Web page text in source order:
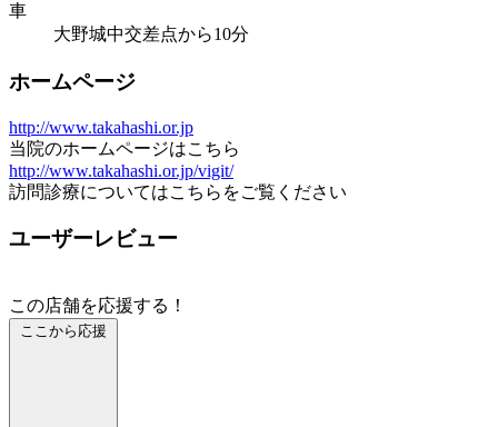
車
大野城中交差点から10分
ホームページ
http://www.takahashi.or.jp
当院のホームページはこちら
http://www.takahashi.or.jp/vigit/
訪問診療についてはこちらをご覧ください
ユーザーレビュー
この店舗を応援する！
ここから応援